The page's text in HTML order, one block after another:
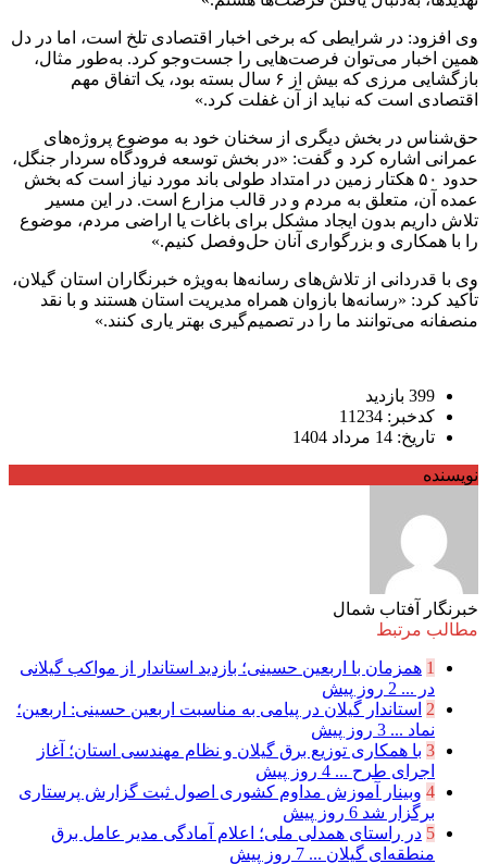
وی افزود: در شرایطی که برخی اخبار اقتصادی تلخ است، اما در دل
همین اخبار می‌توان فرصت‌هایی را جست‌وجو کرد. به‌طور مثال،
بازگشایی مرزی که بیش از ۶ سال بسته بود، یک اتفاق مهم
اقتصادی است که نباید از آن غفلت کرد.»
حق‌شناس در بخش دیگری از سخنان خود به موضوع پروژه‌های
عمرانی اشاره کرد و گفت: «در بخش توسعه فرودگاه سردار جنگل،
حدود ۵۰ هکتار زمین در امتداد طولی باند مورد نیاز است که بخش
عمده آن، متعلق به مردم و در قالب مزارع است. در این مسیر
تلاش داریم بدون ایجاد مشکل برای باغات یا اراضی مردم، موضوع
را با همکاری و بزرگواری آنان حل‌وفصل کنیم.»
وی با قدردانی از تلاش‌های رسانه‌ها به‌ویژه خبرنگاران استان گیلان،
تأکید کرد: «رسانه‌ها بازوان همراه مدیریت استان هستند و با نقد
منصفانه می‌توانند ما را در تصمیم‌گیری بهتر یاری کنند.»
399 بازدید
کدخبر: 11234
تاریخ: 14 مرداد 1404
نویسنده
خبرنگار آفتاب شمال
مطالب مرتبط
1 همزمان با اربعین حسینی؛ بازدید استاندار از مواکب گیلانی
در ... 2 روز پیش
2 استاندار گیلان در پیامی به مناسبت اربعین حسینی: اربعین؛
نماد ... 3 روز پیش
3 با همکاری توزیع برق گیلان و نظام مهندسی استان؛ آغاز
اجرای طرح ... 4 روز پیش
4 وبینار آموزش مداوم کشوری اصول ثبت گزارش پرستاری
برگزار شد 6 روز پیش
5 در راستای همدلی ملی؛ اعلام آمادگی مدیر عامل برق
منطقه‌ای گیلان ... 7 روز پیش